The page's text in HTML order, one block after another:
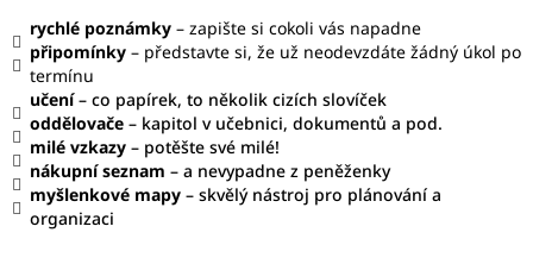
rychlé poznámky – zapište si cokoli vás napadne
připomínky – představte si, že už neodevzdáte žádný úkol po
termínu
učení– co papírek, to několik cizích slovíček
oddělovače – kapitol v učebnici, dokumentů a pod.
milé vzkazy – potěšte své milé!
nákupní seznam – a nevypadne z peněženky
myšlenkové mapy – skvělý nástroj pro plánování a
organizaci